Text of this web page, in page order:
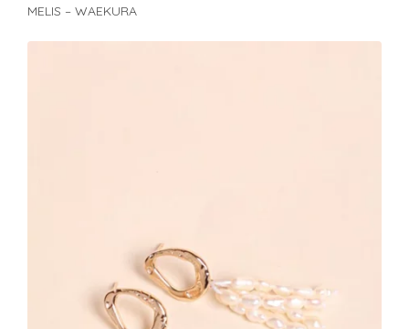
MELIS – WAEKURA